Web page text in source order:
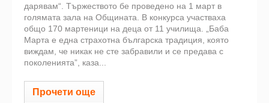
дарявам“. Тържеството бе проведено на 1 март в
голямата зала на Общината. В конкурса участваха
общо 170 мартеници на деца от 11 училища. „Баба
Марта е една страхотна българска традиция, която
виждам, че никак не сте забравили и се предава с
поколенията”, каза...
Прочети още